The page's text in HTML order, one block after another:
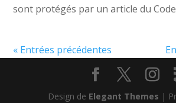
sont protégés par un article du Code
« Entrées précédentes
Design de Elegant Themes |